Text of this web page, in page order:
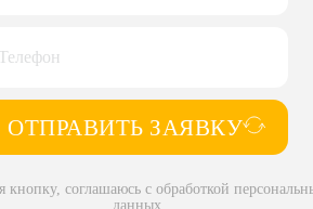
ОТПРАВИТЬ ЗАЯВКУ
кнопку, соглашаюсь с обработкой
данных